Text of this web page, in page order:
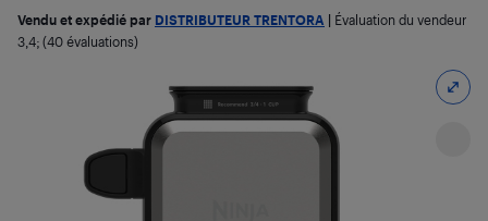
Vendu et expédié par DISTRIBUTEUR TRENTORA
Évaluation du vendeur
3,4; (40 évaluations)